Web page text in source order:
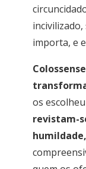
importa, e
os
revistam-